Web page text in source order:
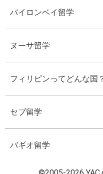
バイロンベイ留学
ヌーサ留学
フィリピンってどんな国
セブ留学
バギオ留学